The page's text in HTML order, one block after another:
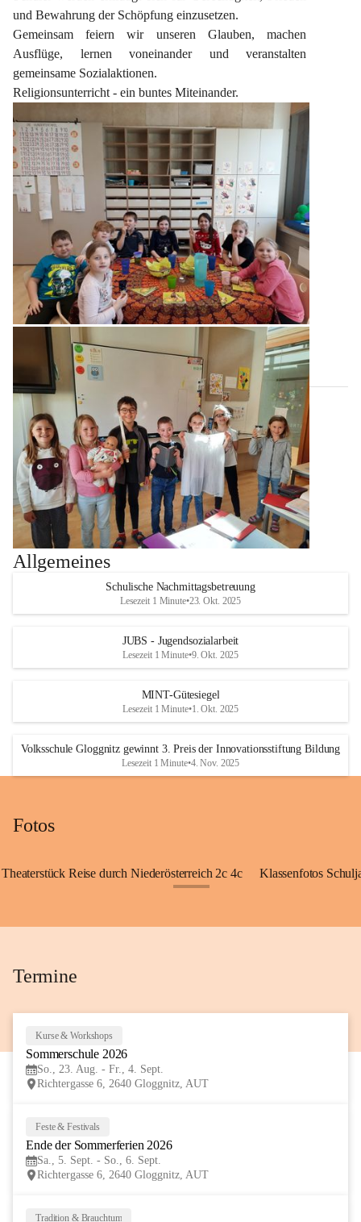
und Bewahrung der Schöpfung einzusetzen.
Gemeinsam feiern wir unseren Glauben, machen
Ausflüge, lernen voneinander und veranstalten
gemeinsame Sozialaktionen.
Religionsunterricht - ein buntes Miteinander.
Allgemeines
Schulische Nachmittagsbetreuung
Lesezeit 1 Minute•23. Okt. 2025
JUBS - Jugendsozialarbeit
Lesezeit 1 Minute•9. Okt. 2025
MINT-Gütesiegel
Lesezeit 1 Minute•1. Okt. 2025
Volksschule Gloggnitz gewinnt 3. Preis der Innovationsstiftung Bildung
Lesezeit 1 Minute•4. Nov. 2025
Fotos
Theaterstück Reise durch Niederösterreich 2c 4c Klassenfotos
Termine
Kurse & Workshops
Sommerschule 2026
So., 23. Aug. - Fr., 4. Sept.
Richtergasse 6, 2640 Gloggnitz, AUT
Feste & Festivals
Ende der Sommerferien 2026
Sa., 5. Sept. - So., 6. Sept.
Richtergasse 6, 2640 Gloggnitz, AUT
Tradition & Brauchtum